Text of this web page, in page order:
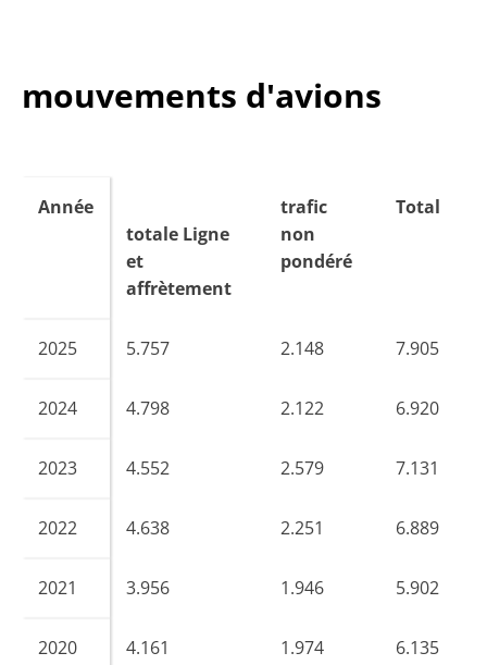
mouvements d'avions
Année
totale Ligne
et
affrètement
trafic
non
pondéré
Total
2025 5.757 2.148 7.905
2024 4.798 2.122 6.920
2023 4.552 2.579 7.131
2022 4.638 2.251 6.889
2021 3.956 1.946 5.902
2020 4.161 1.974 6.135